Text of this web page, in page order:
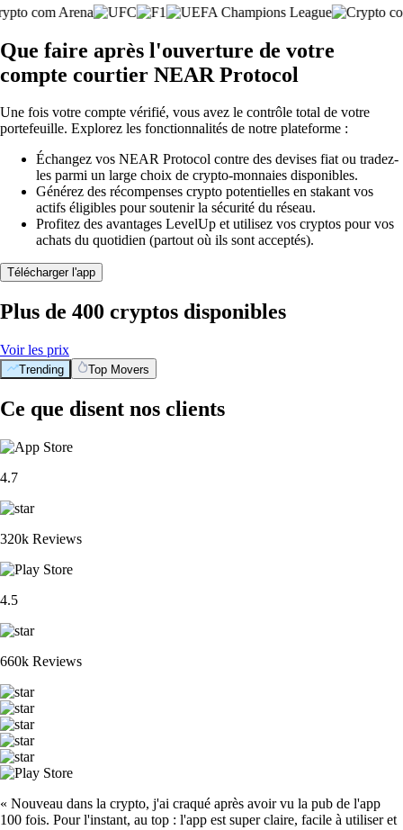
Que faire après l'ouverture de votre
compte courtier NEAR Protocol
Une fois votre compte vérifié, vous avez le contrôle total de votre
portefeuille. Explorez les fonctionnalités de notre plateforme :
Échangez vos NEAR Protocol contre des devises fiat ou tradez-
les parmi un large choix de crypto-monnaies disponibles.
Générez des récompenses crypto potentielles en stakant vos
actifs éligibles pour soutenir la sécurité du réseau.
Profitez des avantages LevelUp et utilisez vos cryptos pour vos
achats du quotidien (partout où ils sont acceptés).
Télécharger l'app
Plus de 400 cryptos disponibles
Voir les prix
Trending Top Movers
Ce que disent nos clients
4.7
320k Reviews
4.5
660k Reviews
« Nouveau dans la crypto, j'ai craqué après avoir vu la pub de l'app
100 fois. Pour l'instant, au top : l'app est super claire, facile à utiliser et